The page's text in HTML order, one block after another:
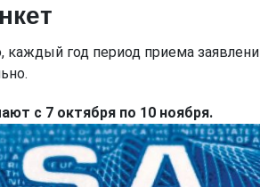
год период приема
с 7 октября по 10 ноября.